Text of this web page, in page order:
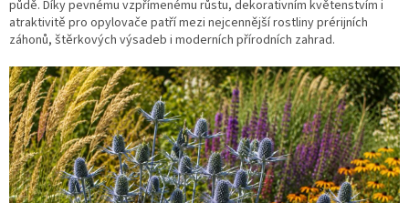
půdě. Díky pevnému vzpřímenému růstu, dekorativním květenstvím i
atraktivitě pro opylovače patří mezi nejcennější rostliny prérijních
záhonů, štěrkových výsadeb i moderních přírodních zahrad.